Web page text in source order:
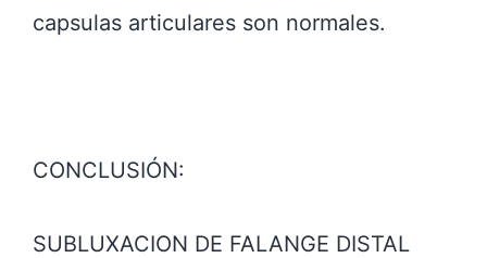
capsulas articulares son normales.
CONCLUSIÓN:
SUBLUXACION DE FALANGE DISTAL